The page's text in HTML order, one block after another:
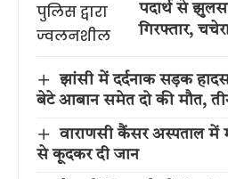
पदार्थ से
गिरफ्तार,
झांसी में दर्दनाक सड़क
बेटे आबान समेत दो की मौत,
वाराणसी कैंसर अस्पताल में
से कूदकर दी जान